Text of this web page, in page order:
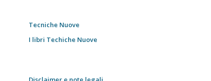
Tecniche Nuove
I libri Techiche Nuove